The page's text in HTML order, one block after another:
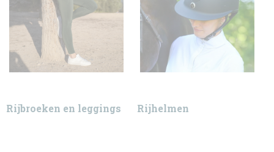
Rijbroeken en leggings Rijhelmen